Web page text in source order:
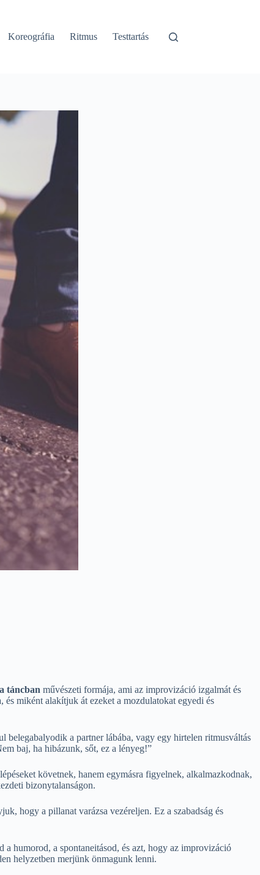
Koreográfia Ritmus Testtartás
táncban művészeti formája, ami az improvizáció izgalmát és
miként alakítjuk át ezeket a mozdulatokat egyedi és
a partner lábába, vagy egy hirtelen ritmusváltás
baj, ha hibázunk, sőt, ez a lényeg!”
követnek, hanem egymásra figyelnek, alkalmazkodnak,
bizonytalanságon.
hogy a pillanat varázsa vezéreljen. Ez a szabadság és
humorod, a spontaneitásod, és azt, hogy az improvizáció
helyzetben merjünk önmagunk lenni.